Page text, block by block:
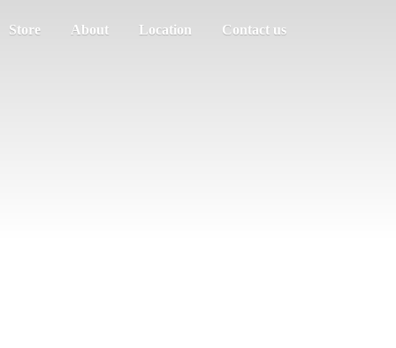
Store About Location Contact us